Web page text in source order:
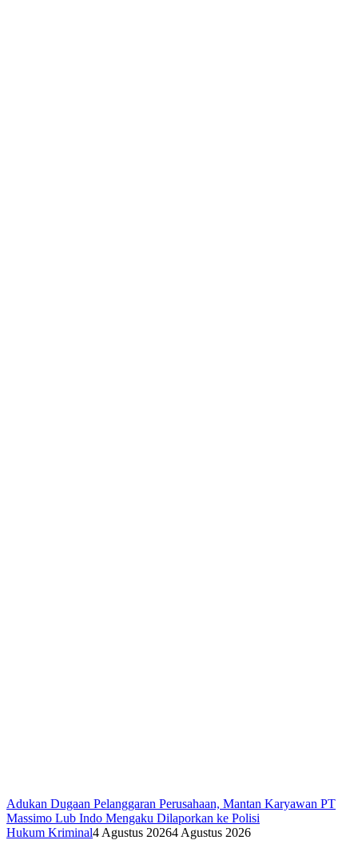
Adukan Dugaan Pelanggaran Perusahaan, Mantan Karyawan PT
Massimo Lub Indo Mengaku Dilaporkan ke Polisi
Hukum Kriminal4 Agustus 20264 Agustus 2026